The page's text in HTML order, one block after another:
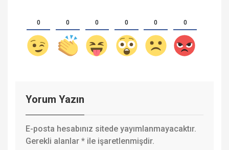
0 0 0 0 0 0
Yorum Yazın
E-posta hesabınız sitede yayımlanmayacaktır.
Gerekli alanlar * ile işaretlenmişdir.